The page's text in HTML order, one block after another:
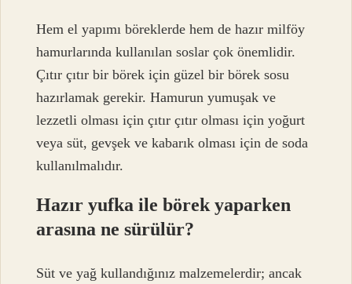
Hem el yapımı böreklerde hem de hazır milföy
hamurlarında kullanılan soslar çok önemlidir.
Çıtır çıtır bir börek için güzel bir börek sosu
hazırlamak gerekir. Hamurun yumuşak ve
lezzetli olması için çıtır çıtır olması için yoğurt
veya süt, gevşek ve kabarık olması için de soda
kullanılmalıdır.
Hazır yufka ile börek yaparken
arasına ne sürülür?
Süt ve yağ kullandığınız malzemelerdir; ancak